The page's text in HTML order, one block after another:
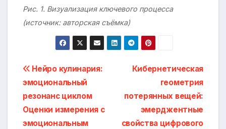
Рис. 1. Визуализация ключевого процесса
(источник: авторская съёмка)
Навигация
по
записям
Кибернетическая
геометрия
потерянных вещей:
эмерджентные
свойства цифрового
Нейро кулинария:
эмоциональный
резонанс циклом
Оценки измерения с
эмоциональным